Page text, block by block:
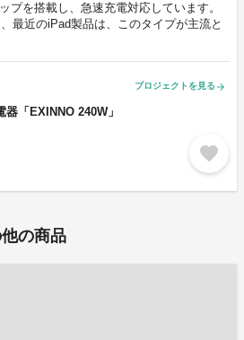
プを搭載し、急速充電対応しています。
最近のiPad製品は、このタイプが主流と
プロジェクトを見る arrow_forward
「EXINNO 240W」
favorite
の商品